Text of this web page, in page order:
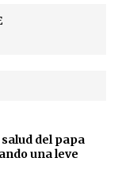
del papa
una leve